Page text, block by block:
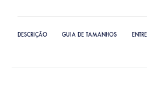
DESCRIÇÃO GUIA DE TAMANHOS